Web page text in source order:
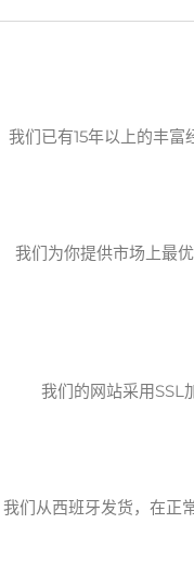
我们已有15年以上的丰富
我们为你提供市场上最
我们的网站采用SSL
我们从西班牙发货，在正